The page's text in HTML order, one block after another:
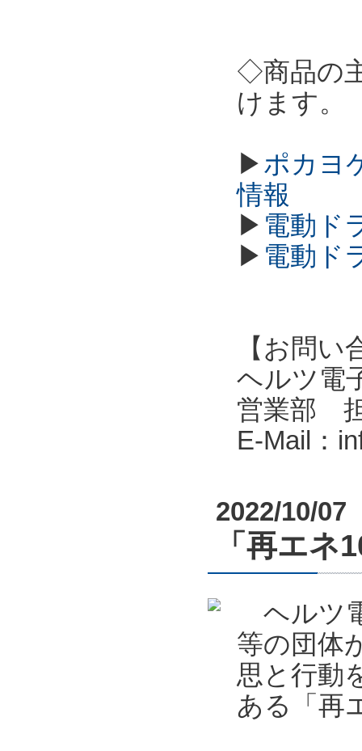
◇商品の
けます。
▶ポカヨ
情報
▶ 電動ド
▶ 電動ド
【お問い
ヘルツ電
営業部
E-Mail：
2022/10/07
「再エ
ヘルツ
等の団体
思と行動
ある「再